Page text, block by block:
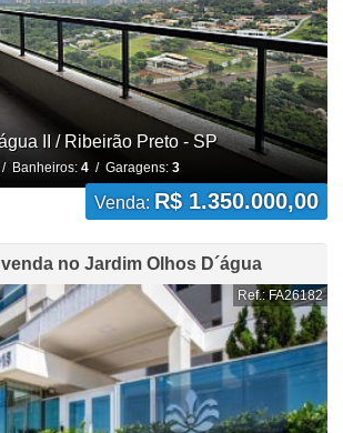
II / Ribeirão Preto - SP
Banheiros: 4/ Garagens: 3
Venda: R$ 1.350.000,00
no Jardim Olhos D´água
Ref.: FA26182